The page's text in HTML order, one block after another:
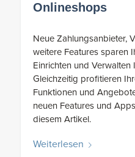
Onlineshops
Neue Zahlungsanbieter,
weitere Features sparen
Einrichten und Verwalten
Gleichzeitig profitieren
Funktionen und
neuen Features und
diesem Artikel.
Weiterlesen